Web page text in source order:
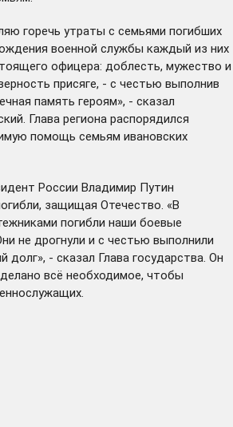
горечь утраты с семьями погибших
военной службы каждый из них
офицера: доблесть, мужество и
присяге, - с честью выполнив
память героям», - сказал
Глава региона распорядился
помощь семьям ивановских
России Владимир Путин
защищая Отечество. «В
погибли наши боевые
не дрогнули и с честью выполнили
долг», - сказал Глава государства. Он
всё необходимое, чтобы